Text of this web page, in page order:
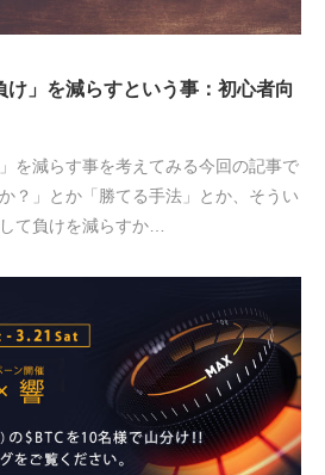
」を減らすという事：初心者向
を減らす事を考えてみる今回の記事で
？」とか「勝てる手法」とか、そうい
て負けを減らすか…